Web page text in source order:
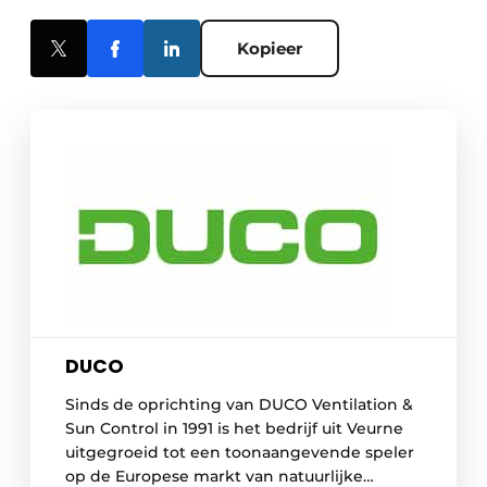
Kopieer
DUCO
Sinds de oprichting van DUCO Ventilation &
Sun Control in 1991 is het bedrijf uit Veurne
uitgegroeid tot een toonaangevende speler
op de Europese markt van natuurlijke